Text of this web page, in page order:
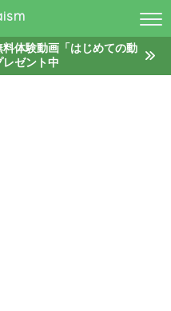
体験動画「はじめての動
レゼント中